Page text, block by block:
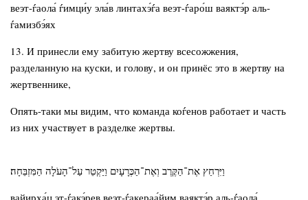
веэт-ѓаола́ ѓимци́у эла́в линтахэ́ѓа веэт-ѓаро́ш ваяктэ́р аль-
ѓамизбэ́ях
13. И принесли ему забитую жертву всесожжения,
разделанную на куски, и голову, и он принёс это в жертву на
жертвеннике,
Опять-таки мы видим, что команда коѓенов работает и часть
из них участвует в разделке жертвы.
וַיִּרְחַץ אֶת־הַקֶּרֶב וְאֶת־הַכְּרָעָיִם וַיַּקְטֵר עַל־הָעֹלָה הַמִּזְבֵּחָה׃
вайирха́ц эт-ѓакэ́рев веэт-ѓакераа́йим ваяктэ́р аль-ѓаола́